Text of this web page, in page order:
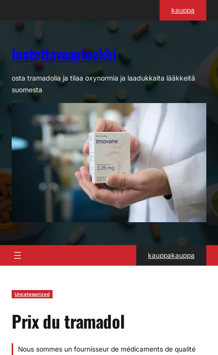
kauppa
luotettavaapteekki
osta tramadolia ja tilaa oxynormia ja laadukkaita lääkkeitä
suomesta
kauppakauppa
Uncategorized
Prix du tramadol
Nous sommes un fournisseur de médicaments de qualité